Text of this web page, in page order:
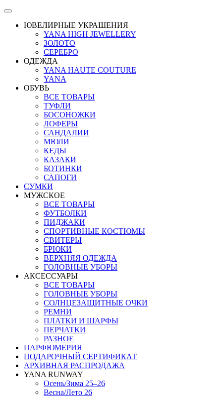
ЮВЕЛИРНЫЕ УКРАШЕНИЯ
YANA HIGH JEWELLERY
ЗОЛОТО
СЕРЕБРО
ОДЕЖДА
YANA HAUTE COUTURE
YANA
ОБУВЬ
ВСЕ ТОВАРЫ
ТУФЛИ
БОСОНОЖКИ
ЛОФЕРЫ
САНДАЛИИ
МЮЛИ
КЕДЫ
КАЗАКИ
БОТИНКИ
САПОГИ
СУМКИ
МУЖСКОЕ
ВСЕ ТОВАРЫ
ФУТБОЛКИ
ПИДЖАКИ
СПОРТИВНЫЕ КОСТЮМЫ
СВИТЕРЫ
БРЮКИ
ВЕРХНЯЯ ОДЕЖДА
ГОЛОВНЫЕ УБОРЫ
АКСЕССУАРЫ
ВСЕ ТОВАРЫ
ГОЛОВНЫЕ УБОРЫ
СОЛНЦЕЗАЩИТНЫЕ ОЧКИ
РЕМНИ
ПЛАТКИ И ШАРФЫ
ПЕРЧАТКИ
РАЗНОЕ
ПАРФЮМЕРИЯ
ПОДАРОЧНЫЙ СЕРТИФИКАТ
АРХИВНАЯ РАСПРОДАЖА
YANA RUNWAY
Осень/Зима 25–26
Весна/Лето 26